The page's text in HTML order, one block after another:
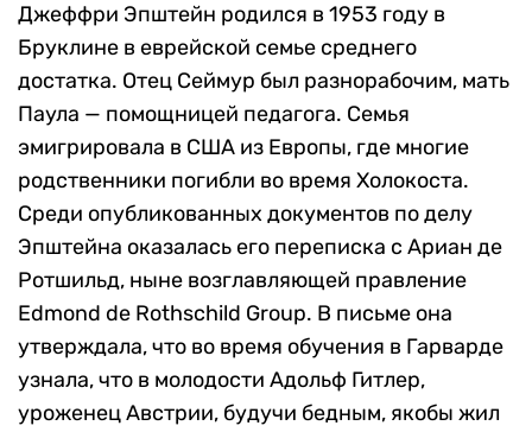
Джеффри Эпштейн родился в 1953 году в
Бруклине в еврейской семье среднего
достатка. Отец Сеймур был разнорабочим, мать
Паула — помощницей педагога. Семья
эмигрировала в США из Европы, где многие
родственники погибли во время Холокоста.
Среди опубликованных документов по делу
Эпштейна оказалась его переписка с Ариан де
Ротшильд, ныне возглавляющей правление
Edmond de Rothschild Group. В письме она
утверждала, что во время обучения в Гарварде
узнала, что в молодости Адольф Гитлер,
уроженец Австрии, будучи бедным, якобы жил